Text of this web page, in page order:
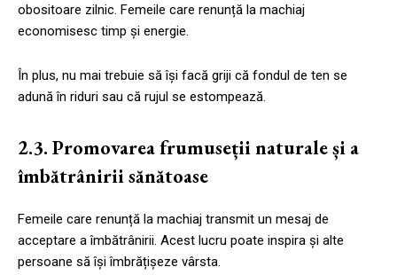
obositoare zilnic. Femeile care renunță la machiaj
economisesc timp și energie.
În plus, nu mai trebuie să își facă griji că fondul de ten se
adună în riduri sau că rujul se estompează.
2.3. Promovarea frumuseții naturale și a
îmbătrânirii sănătoase
Femeile care renunță la machiaj transmit un mesaj de
acceptare a îmbătrânirii. Acest lucru poate inspira și alte
persoane să își îmbrățișeze vârsta.